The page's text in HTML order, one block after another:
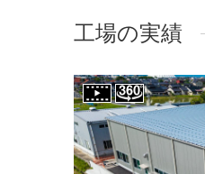
工場の実績